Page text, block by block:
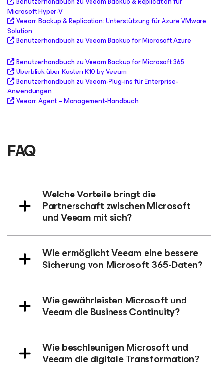
Microsoft Hyper-V
Veeam Backup & Replication: Unterstützung für Azure VMware
Solution
Benutzerhandbuch zu Veeam Backupfor Microsoft Azure
Benutzerhandbuch zu Veeam Backupfor Microsoft 365
Überblick über Kasten K10 by Veeam
Benutzerhandbuch zu Veeam-Plug-ins für Enterprise-
Anwendungen
Veeam Agent – Management-Handbuch
FAQ
Welche Vorteile bringt die
Partnerschaft zwischen Microsoft
und Veeam mit sich?
Wie ermöglicht Veeam eine bessere
Sicherung von Microsoft 365-Daten?
Wie gewährleisten Microsoft und
Veeam die Business Continuity?
Wie beschleunigen Microsoft und
Veeam die digitale Transformation?